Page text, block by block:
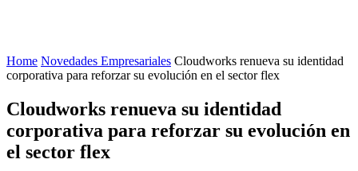
Home Novedades Empresariales Cloudworks renueva su identidad
corporativa para reforzar su evolución en el sector flex
Cloudworks renueva su identidad
corporativa para reforzar su evolución en
el sector flex